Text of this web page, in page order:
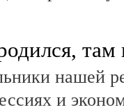
там
нашей
и